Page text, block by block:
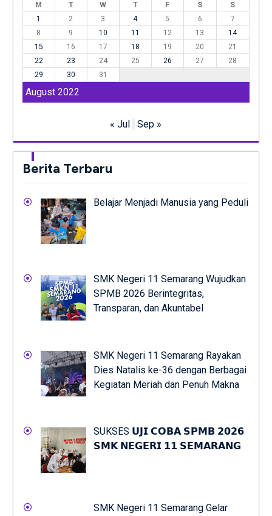
August 2022
M T W T F S
S
1
2 3 4 5 6
7
8
9 10 11 12 13
14
15
16 17 18 19 20
21
22
23 24 25 26 27
28
29
30 31
« Jul Sep »
Berita Terbaru
Belajar Menjadi Manusia yang Peduli
SMK Negeri 11 Semarang Wujudkan
SPMB 2026 Berintegritas,
Transparan, dan Akuntabel
SMK Negeri 11 Semarang Rayakan
Dies Natalis ke-36 dengan Berbagai
Kegiatan Meriah dan Penuh Makna
SUKSES 𝗨𝗝𝗜 𝗖𝗢𝗕𝗔 𝗦𝗣𝗠𝗕 𝟮𝟬𝟮𝟲
𝗦𝗠𝗞 𝗡𝗘𝗚𝗘𝗥𝗜 𝟭𝟭 𝗦𝗘𝗠𝗔𝗥𝗔𝗡𝗚
SMK Negeri 11 Semarang Gelar